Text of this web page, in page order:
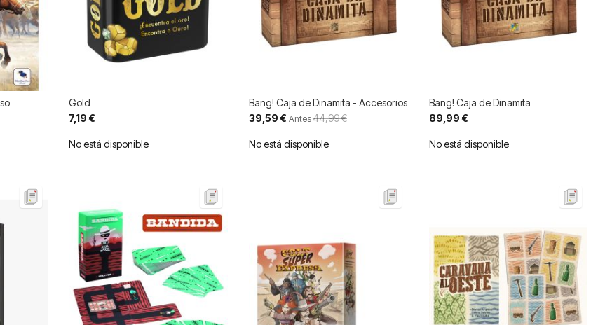
Gold
7,19 €
No está disponible
Bang! Caja de Dinamita - Accesorios
Precio
especial
39,59 € Antes44,99 €
No está disponible
Bang! Caja de Dinamita
89,99 €
No está disponible